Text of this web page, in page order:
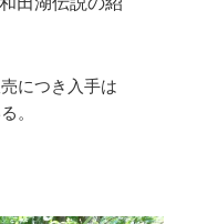
につき入手は
。